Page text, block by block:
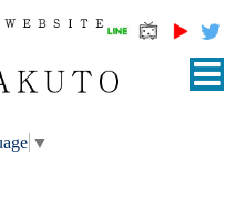
▼